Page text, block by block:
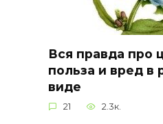
Вся правда про
польза и вред в
виде
21 2.3к.